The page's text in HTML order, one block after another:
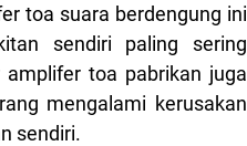
toa suara berdengung ini
sendiri paling sering
toa pabrikan juga
mengalami kerusakan
sendiri.